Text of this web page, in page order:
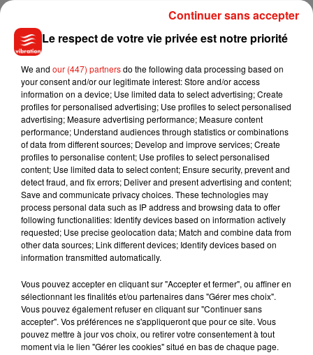
Avec AFP
Musique
5 août 2026
Benny Blanco invite Selena Gomez et
Becky G sur son nouveau single
4 août 2026
Tiny Desk invite Charlie Puth pour une
live session solaire
4 août 2026
Ariana Grande prendra une pause après
sa tournée mondiale
Le respect de votre vie privée est notre priorité
We and our (447) partnersdo the following data processing based on
your consent and/or our legitimate interest: Store and/or access
information on a device; Use limited data to select advertising; Create
profiles for personalised advertising; Use profiles to select personalised
advertising; Measure advertising performance; Measure content
performance; Understand audiences through statistics or combinations
of data from different sources; Develop and improve services; Create
profiles to personalise content; Use profiles to select personalised
content; Use limited data to select content; Ensure security, prevent and
detect fraud, and fix errors; Deliver and present advertising and content;
Save and communicate privacy choices. These technologies may
process personal data such as IP address and browsing data to offer
following functionalities: Identify devices based on information actively
requested; Use precise geolocation data; Match and combine data from
other data sources; Link different devices; Identify devices based on
information transmitted automatically.
Vous pouvez accepter en cliquant sur "Accepter et fermer", ou affiner en
sélectionnant les finalités et/ou partenaires dans "Gérer mes choix".
Vous pouvez également refuser en cliquant sur "Continuer sans
accepter". Vos préférences ne s'appliqueront que pour ce site. Vous
pouvez mettre à jour vos choix, ou retirer votre consentement à tout
moment via le lien "Gérer les cookies" situé en bas de chaque page.
Continuer sans accepter